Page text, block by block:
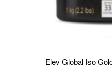
Elev Global Iso